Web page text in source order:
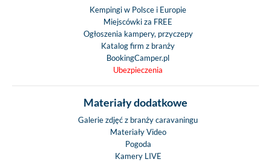
Kempingi w Polsce i Europie
Miejscówki za FREE
Ogłoszenia kampery, przyczepy
Katalog firm z branży
BookingCamper.pl
Ubezpieczenia
Materiały dodatkowe
Galerie zdjęć z branży caravaningu
Materiały Video
Pogoda
Kamery LIVE